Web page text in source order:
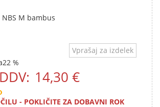
M bambus
Vprašaj za izdelek
22 %
14,30 €
- POKLIČITE ZA DOBAVNI ROK